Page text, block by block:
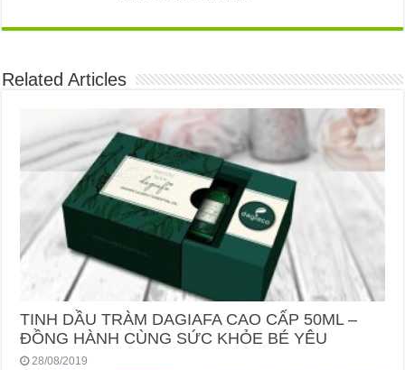
Related Articles
TINH DẦU TRÀM DAGIAFA CAO CẤP 50ML –
ĐỒNG HÀNH CÙNG SỨC KHỎE BÉ YÊU
28/08/2019